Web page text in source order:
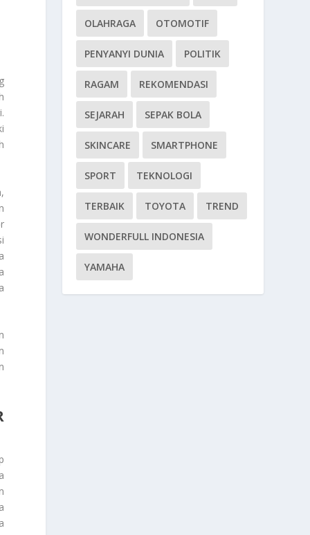
OLAHRAGA OTOMOTIF
PENYANYI DUNIA POLITIK
RAGAM REKOMENDASI
SEJARAH SEPAK BOLA
SKINCARE SMARTPHONE
SPORT TEKNOLOGI
TERBAIK TOYOTA TREND
WONDERFULL INDONESIA
YAMAHA